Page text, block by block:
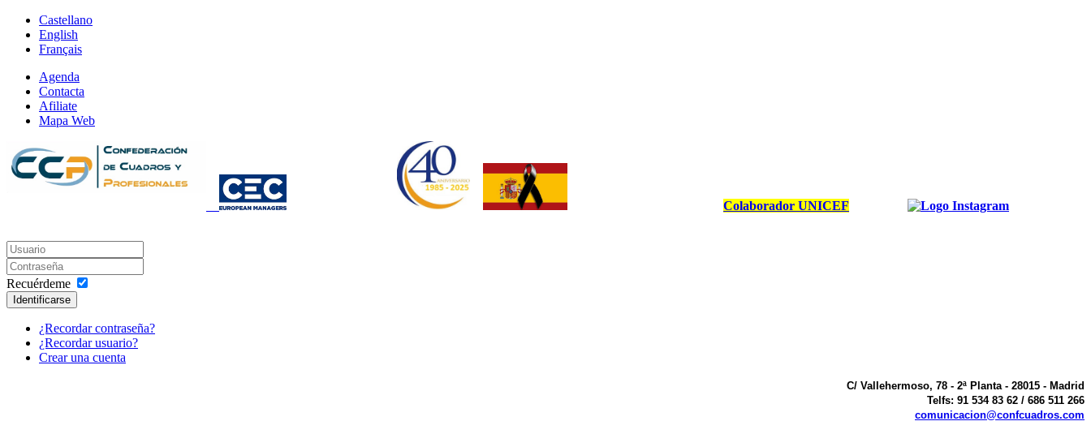
Castellano
English
Français
Agenda
Contacta
Afiliate
Mapa Web
Colaborador UNICEF
Recuérdeme
Identificarse
¿Recordar contraseña?
¿Recordar usuario?
Crear una cuenta
C/ Vallehermoso, 78 - 2ª Planta - 28015 - Madrid
Telfs: 91 534 83 62 / 686 511 266
comunicacion@confcuadros.com